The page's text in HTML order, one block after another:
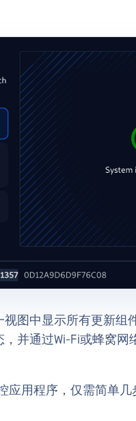
图中显示所有更新组
并通过Wi-Fi或蜂窝网
应用程序，仅需简单